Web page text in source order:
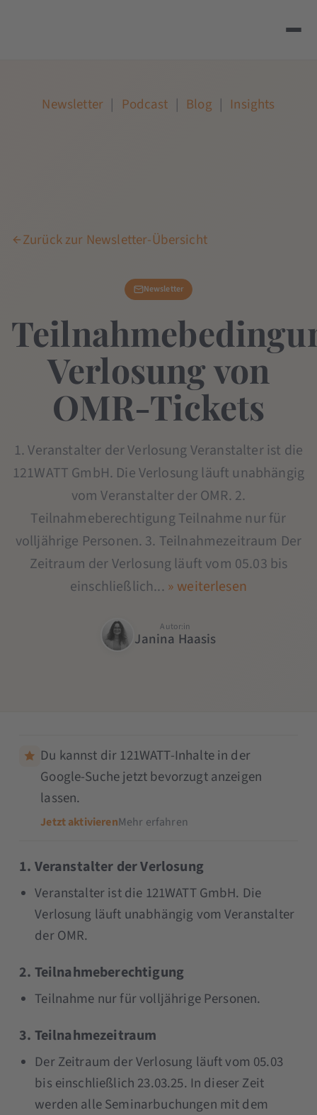
Newsletter | Podcast | Blog | Insights
Zurück zur Newsletter-Übersicht
Newsletter
Verlosung von
OMR-Tickets
1. Veranstalter der Verlosung Veranstalter ist die
121WATT GmbH. Die Verlosung läuft unabhängig
vom Veranstalter der OMR. 2.
Teilnahmeberechtigung Teilnahme nur für
volljährige Personen. 3. Teilnahmezeitraum Der
Zeitraum der Verlosung läuft vom 05.03 bis
einschließlich... » weiterlesen
Autor:in
Janina Haasis
Du kannst dir 121WATT-Inhalte in der
Google-Suche jetzt bevorzugt anzeigen
lassen.
Jetzt aktivierenMehr erfahren
1. Veranstalter der Verlosung
Veranstalter ist die 121WATT GmbH. Die
Verlosung läuft unabhängig vom Veranstalter
der OMR.
2. Teilnahmeberechtigung
Teilnahme nur für volljährige Personen.
3. Teilnahmezeitraum
Der Zeitraum der Verlosung läuft vom 05.03
bis einschließlich 23.03.25. In dieser Zeit
werden alle Seminarbuchungen mit dem